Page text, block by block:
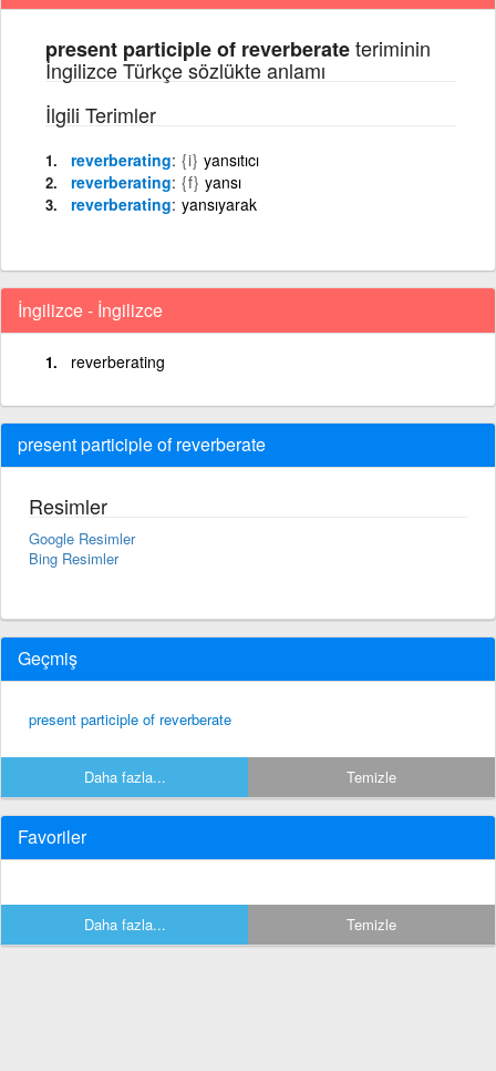
present participle of reverberateteriminin
İngilizce Türkçe sözlükte anlamı
İlgili Terimler
reverberating {i} yansıtıcı
reverberating {f} yansı
reverberating yansıyarak
İngilizce - İngilizce
reverberating
present participle of reverberate
Resimler
Google Resimler
Bing Resimler
Geçmiş
present participle of reverberate
Daha fazla... Temizle
Favoriler
Daha fazla... Temizle